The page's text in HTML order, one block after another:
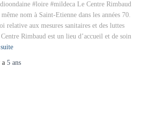
#loire #mildeca Le Centre Rimbaud
nom à Saint-Etienne dans les années 70.
relative aux mesures sanitaires et des luttes
Rimbaud est un lieu d’accueil et de soin
a 5 ans